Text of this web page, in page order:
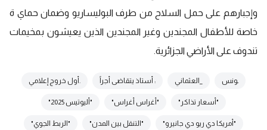
وإجبارهم على حمل السلاح من طرف البوليساريو وضمان حماي ة
خاصة للأطفال المجندين وغير المجندين الذين يعيشون بمخيمات
تندوف على الأراضي الجزائرية.
ـونس _العثماني : أستاذ يتقاضى أجراً .أول خروج إعلامي
"أسعار تذاكر" "أغراس أغراس" "أليوتيس 2025"
"أمريكا دي ريو دي جانيرو" "التنقل بين المدن" "الربط الجوي"